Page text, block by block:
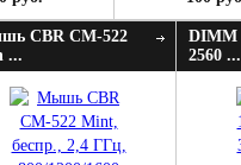
CBR CM-522
...
DIMM
2560 ...